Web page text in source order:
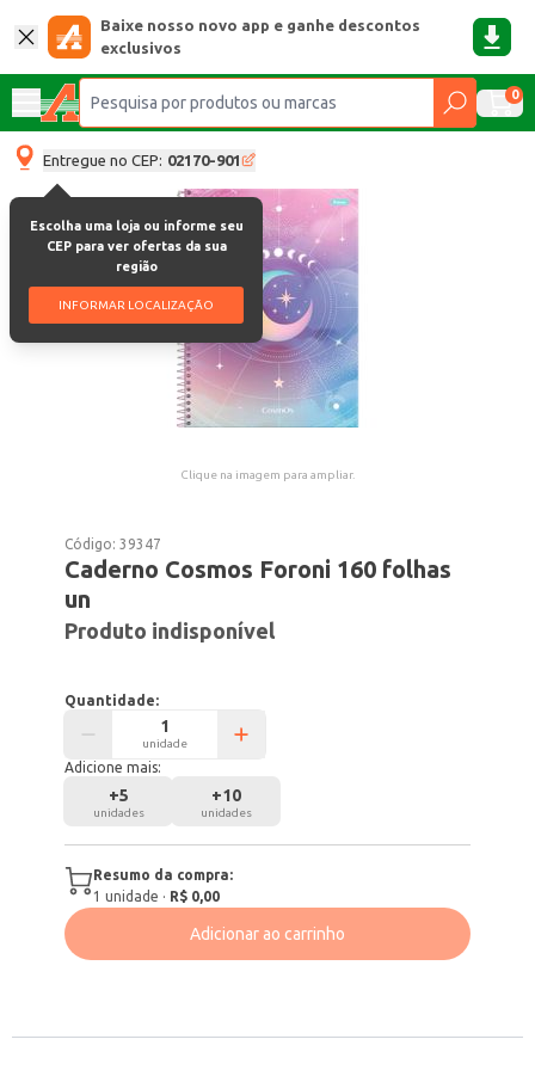
Baixe nosso novo app e ganhe descontos
exclusivos
0
Entregue no CEP: 02170-901
Escolha uma loja ou informe seu
CEP para ver ofertas da sua
região
INFORMAR LOCALIZAÇÃO
Clique na imagem para ampliar.
Código:39347
Caderno Cosmos Foroni 160 folhas
un
Produto indisponível
Quantidade:
unidade
Adicione mais:
+5
unidades
+10
unidades
Resumo da compra:
1 unidade · R$ 0,00
Adicionar ao carrinho